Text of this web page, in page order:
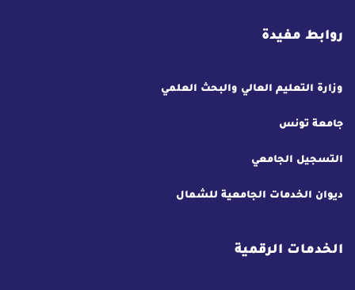
روابط مفيدة
وزارة التعليم العالي والبحث العلمي
جامعة تونس
التسجيل الجامعي
ديوان الخدمات الجامعية للشمال
الخدمات الرقمية